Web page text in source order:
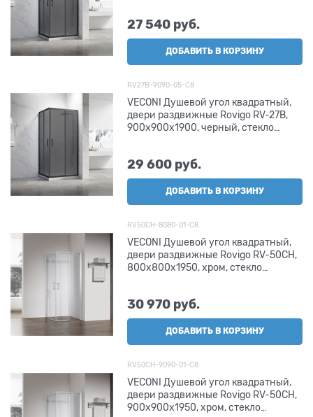
27 540 руб.
ДОБАВИТЬ В КОРЗИНУ
RV27B-9090-05-C8
VECONI Душевой угол квадратный,
двери раздвижные Rovigo RV-27B,
900х900х1900, черный, стекло
29 600 руб.
ДОБАВИТЬ В КОРЗИНУ
RV50CH-8080-01-C8
VECONI Душевой угол квадратный,
двери раздвижные Rovigo RV-50CH,
800х800х1950, хром, стекло
30 970 руб.
ДОБАВИТЬ В КОРЗИНУ
RV50CH-9090-01-C8
VECONI Душевой угол квадратный,
двери раздвижные Rovigo RV-50CH,
900х900х1950, хром, стекло